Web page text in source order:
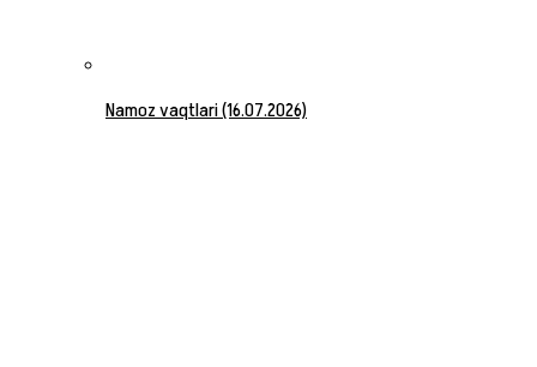
Namoz vaqtlari (16.07.2026)